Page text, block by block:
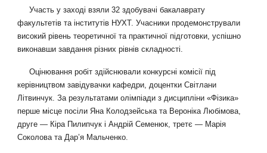
Участь у заході взяли 32 здобувачі бакалаврату
факультетів та інститутів НУХТ. Учасники продемонстрували
високий рівень теоретичної та практичної підготовки, успішно
виконавши завдання різних рівнів складності.
Оцінювання робіт здійснювали конкурсні комісії під
керівництвом завідувачки кафедри, доцентки Світлани
Літвинчук. За результатами олімпіади з дисципліни «Фізика»
перше місце посіли Яна Колодзейська та Вероніка Любімова,
друге — Кіра Пилипчук і Андрій Семенюк, третє — Марія
Соколова та Дар’я Мальченко.